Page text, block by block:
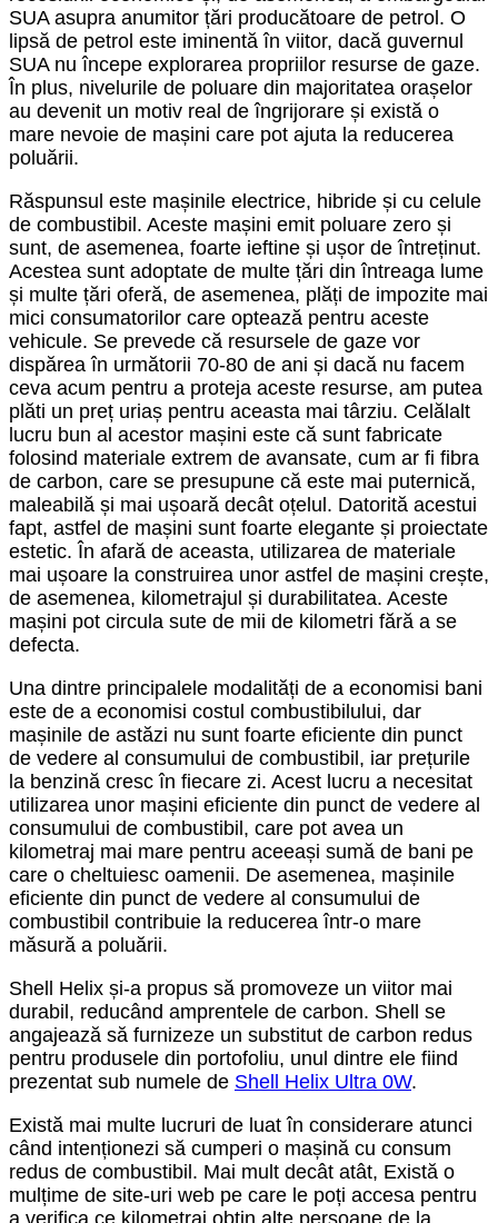
SUA asupra anumitor țări producătoare de petrol. O
lipsă de petrol este iminentă în viitor, dacă guvernul
SUA nu începe explorarea propriilor resurse de gaze.
În plus, nivelurile de poluare din majoritatea orașelor
au devenit un motiv real de îngrijorare și există o
mare nevoie de mașini care pot ajuta la reducerea
poluării.
Răspunsul este mașinile electrice, hibride și cu celule
de combustibil. Aceste mașini emit poluare zero și
sunt, de asemenea, foarte ieftine și ușor de întreținut.
Acestea sunt adoptate de multe țări din întreaga lume
și multe țări oferă, de asemenea, plăți de impozite mai
mici consumatorilor care optează pentru aceste
vehicule. Se prevede că resursele de gaze vor
dispărea în următorii 70-80 de ani și dacă nu facem
ceva acum pentru a proteja aceste resurse, am putea
plăti un preț uriaș pentru aceasta mai târziu. Celălalt
lucru bun al acestor mașini este că sunt fabricate
folosind materiale extrem de avansate, cum ar fi fibra
de carbon, care se presupune că este mai puternică,
maleabilă și mai ușoară decât oțelul. Datorită acestui
fapt, astfel de mașini sunt foarte elegante și proiectate
estetic. În afară de aceasta, utilizarea de materiale
mai ușoare la construirea unor astfel de mașini crește,
de asemenea, kilometrajul și durabilitatea. Aceste
mașini pot circula sute de mii de kilometri fără a se
defecta.
Una dintre principalele modalități de a economisi bani
este de a economisi costul combustibilului, dar
mașinile de astăzi nu sunt foarte eficiente din punct
de vedere al consumului de combustibil, iar prețurile
la benzină cresc în fiecare zi. Acest lucru a necesitat
utilizarea unor mașini eficiente din punct de vedere al
consumului de combustibil, care pot avea un
kilometraj mai mare pentru aceeași sumă de bani pe
care o cheltuiesc oamenii. De asemenea, mașinile
eficiente din punct de vedere al consumului de
combustibil contribuie la reducerea într-o mare
măsură a poluării.
Shell Helix și-a propus să promoveze un viitor mai
durabil, reducând amprentele de carbon. Shell se
angajează să furnizeze un substitut de carbon redus
pentru produsele din portofoliu, unul dintre ele fiind
prezentat sub numele de Shell Helix Ultra 0W.
Există mai multe lucruri de luat în considerare atunci
când intenționezi să cumperi o mașină cu consum
redus de combustibil. Mai mult decât atât, Există o
mulțime de site-uri web pe care le poți accesa pentru